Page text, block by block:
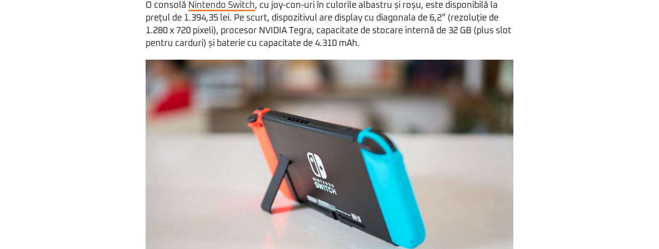
O consolă Nintendo Switch, cu joy-con-uri în culorile albastru și roșu, este disponibilă la
prețul de 1.394,35 lei. Pe scurt, dispozitivul are display cu diagonala de 6,2” (rezoluție de
1.280 x 720 pixeli), procesor NVIDIA Tegra, capacitate de stocare internă de 32 GB (plus slot
pentru carduri) și baterie cu capacitate de 4.310 mAh.